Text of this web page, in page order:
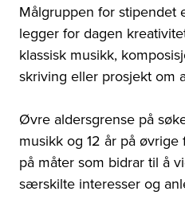
Målgruppen for stipendet
legger for dagen
klassisk musikk,
skriving eller prosjekt om
Øvre aldersgrense på
musikk og 12 år på
på måter som bidrar til å
særskilte interesser og